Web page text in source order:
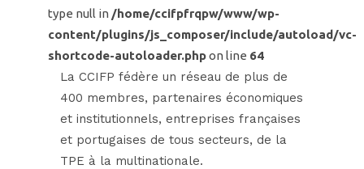
type null in /home/ccifpfrqpw/www/wp-
content/plugins/js_composer/include/autoload/vc-
shortcode-autoloader.phpon line 64
La CCIFP fédère un réseau de plus de
400 membres, partenaires économiques
et institutionnels, entreprises françaises
et portugaises de tous secteurs, de la
TPE à la multinationale.